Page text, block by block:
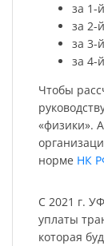
за 1-
за 2-
за 3-
за 4-
Чтобы
«физики».
норме НК
С 2021 г.
уплаты
которая